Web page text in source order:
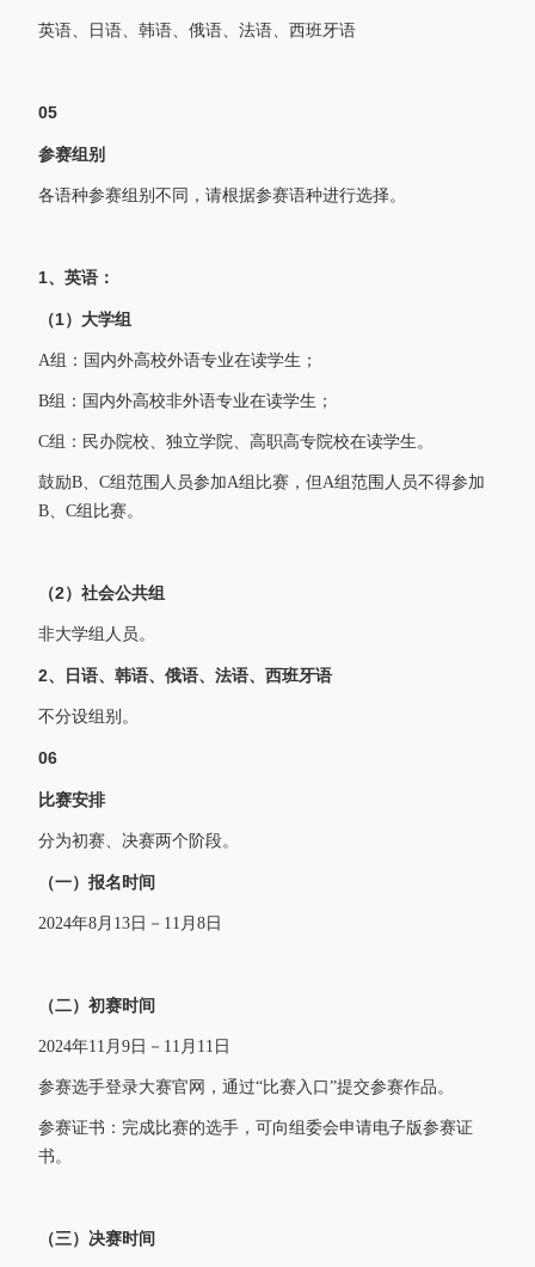
英语、日语、韩语、俄语、法语、西班牙语
05
参赛组别
各语种参赛组别不同，请根据参赛语种进行选择。
1、英语：
（1）大学组
A组：国内外高校外语专业在读学生；
B组：国内外高校非外语专业在读学生；
C组：民办院校、独立学院、高职高专院校在读学生。
鼓励B、C组范围人员参加A组比赛，但A组范围人员不得参加
B、C组比赛。
（2）社会公共组
非大学组人员。
2、日语、韩语、俄语、法语、西班牙语
不分设组别。
06
比赛安排
分为初赛、决赛两个阶段。
（一）报名时间
2024年8月13日－11月8日
（二）初赛时间
2024年11月9日－11月11日
参赛选手登录大赛官网，通过“比赛入口”提交参赛作品。
参赛证书：完成比赛的选手，可向组委会申请电子版参赛证
书。
（三）决赛时间